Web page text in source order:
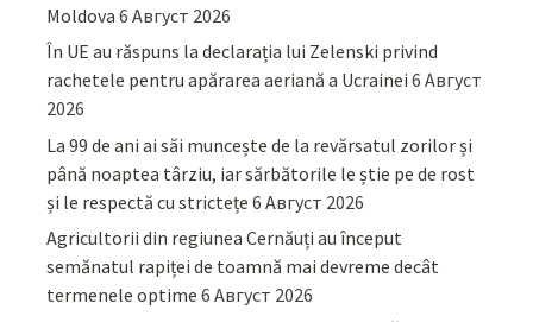
Moldova 6 Август 2026
În UE au răspuns la declarația lui Zelenski privind
rachetele pentru apărarea aeriană a Ucrainei 6 Август
2026
La 99 de ani ai săi muncește de la revărsatul zorilor și
până noaptea târziu, iar sărbătorile le știe pe de rost
și le respectă cu strictețe 6 Август 2026
Agricultorii din regiunea Cernăuți au început
semănatul rapiței de toamnă mai devreme decât
termenele optime 6 Август 2026